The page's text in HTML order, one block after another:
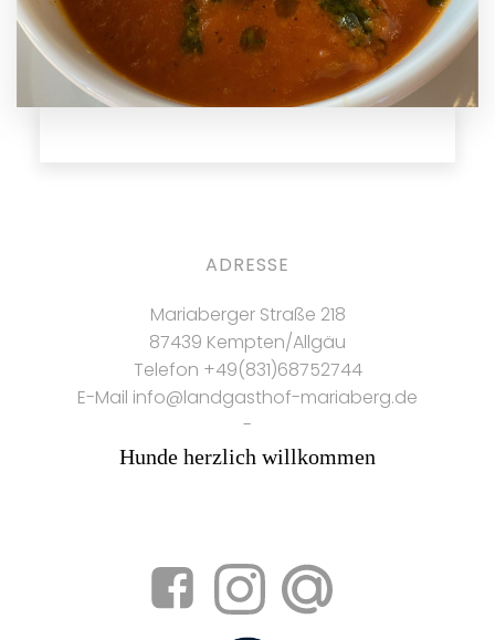
ADRESSE
Mariaberger Straße 218
87439 Kempten/Allgäu
Telefon +49(831)68752744
E-Mail info@landgasthof-mariaberg.de
-
Hunde herzlich willkommen